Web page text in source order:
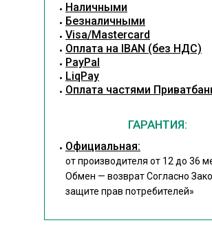
Наличными
Безналичными
Visa/Mastercard
Оплата на IBAN (без НДС)
PayPal
LiqPay
Оплата частями
ГАРАНТИЯ:
Официальная:
от производителя от 12 до 36
Обмен — возврат Согласно
защите прав потребителей»